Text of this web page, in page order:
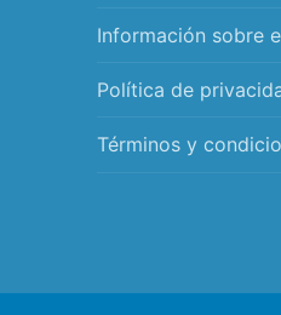
Información sobre
Política de
Términos y